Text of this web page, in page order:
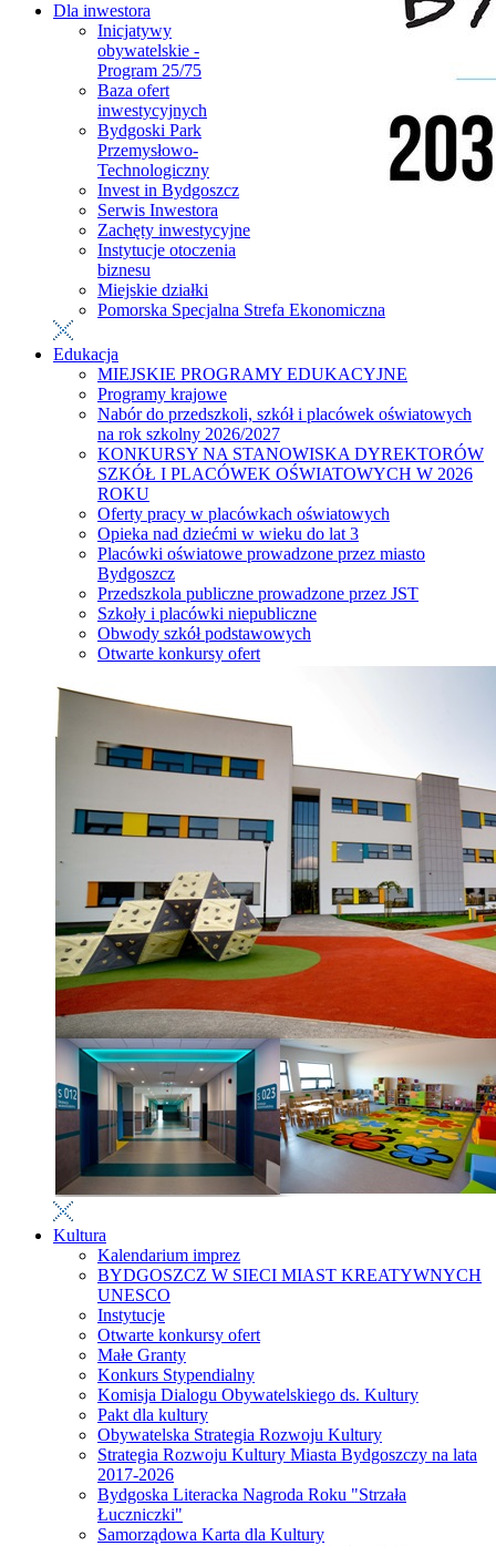
Dla inwestora
Inicjatywy
obywatelskie -
Program 25/75
Baza ofert
inwestycyjnych
Bydgoski Park
Przemysłowo-
Technologiczny
Invest in Bydgoszcz
Serwis Inwestora
Zachęty inwestycyjne
Instytucje otoczenia
biznesu
Miejskie działki
Pomorska Specjalna Strefa Ekonomiczna
Edukacja
MIEJSKIE PROGRAMY EDUKACYJNE
Programy krajowe
Nabór do przedszkoli, szkół i placówek oświatowych
na rok szkolny 2026/2027
KONKURSY NA STANOWISKA DYREKTORÓW
SZKÓŁ I PLACÓWEK OŚWIATOWYCH W 2026
ROKU
Oferty pracy w placówkach oświatowych
Opieka nad dziećmi w wieku do lat 3
Placówki oświatowe prowadzone przez miasto
Bydgoszcz
Przedszkola publiczne prowadzone przez JST
Szkoły i placówki niepubliczne
Obwody szkół podstawowych
Otwarte konkursy ofert
Kultura
Kalendarium imprez
BYDGOSZCZ W SIECI MIAST KREATYWNYCH
UNESCO
Instytucje
Otwarte konkursy ofert
Małe Granty
Konkurs Stypendialny
Komisja Dialogu Obywatelskiego ds. Kultury
Pakt dla kultury
Obywatelska Strategia Rozwoju Kultury
Strategia Rozwoju Kultury Miasta Bydgoszczy na lata
2017-2026
Bydgoska Literacka Nagroda Roku "Strzała
Łuczniczki"
Samorządowa Karta dla Kultury